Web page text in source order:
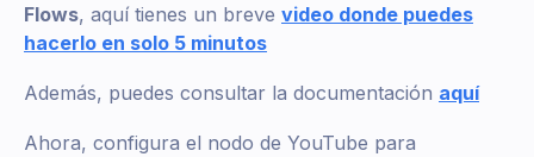
Flows, aquí tienes un breve video donde puedes
hacerlo en solo 5 minutos
Además, puedes consultar la documentación aquí
Ahora, configura el nodo de YouTube para